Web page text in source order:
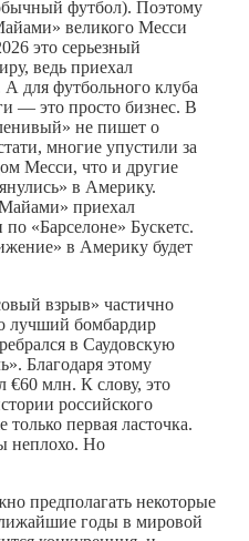
футбол). Поэтому
великого Месси
это серьезный
ведь приехал
для футбольного клуба
— это просто бизнес. В
не пишет о
многие упустили за
Месси, что и другие
в Америку.
приехал
«Барселоне» Бускетс.
в Америку будет
взрыв» частично
лучший бомбардир
в Саудовскую
Благодаря этому
€60 млн. К слову, это
российского
первая ласточка.
неплохо. Но
предполагать некоторые
годы в мировой